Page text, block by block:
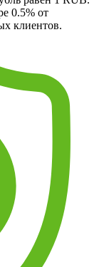
0.5% от
клиентов.